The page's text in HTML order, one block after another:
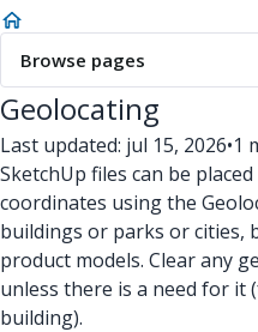
Browse pages
Geolocating
Last updated: jul 15, 2026•1
SketchUp files can be
coordinates using the
buildings or parks or cities,
product models. Clear any
unless there is a need for it
building).